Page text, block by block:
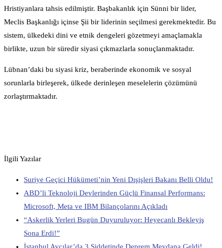
Hristiyanlara tahsis edilmiştir. Başbakanlık için Sünni bir lider,
Meclis Başkanlığı içinse Şii bir liderinin seçilmesi gerekmektedir. Bu
sistem, ülkedeki dini ve etnik dengeleri gözetmeyi amaçlamakla
birlikte, uzun bir süredir siyasi çıkmazlarla sonuçlanmaktadır.
Lübnan’daki bu siyasi kriz, beraberinde ekonomik ve sosyal
sorunlarla birleşerek, ülkede derinleşen meselelerin çözümünü
zorlaştırmaktadır.
İlgili Yazılar
Suriye Geçici Hükümeti’nin Yeni Dışişleri Bakanı Belli Oldu!
ABD’li Teknoloji Devlerinden Güçlü Finansal Performans:
Microsoft, Meta ve IBM Bilançolarını Açıkladı
“Askerlik Yerleri Bugün Duyuruluyor: Heyecanlı Bekleyiş
Sona Erdi!”